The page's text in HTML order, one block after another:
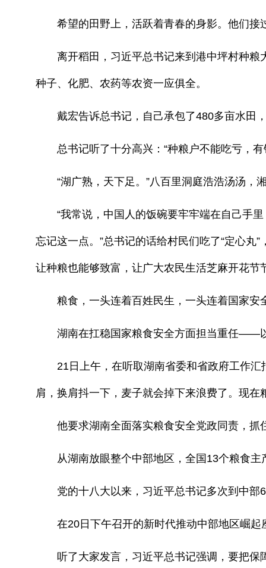
希望的田野上，活跃着青春的身影。他们接
离开稻田，习近平总书记来到港中坪村种粮
种子、化肥、农药等农资一应俱全。
戴宏告诉总书记，自己承包了480多亩水田，
总书记听了十分高兴：“种粮户不能吃亏，有
“湖广熟，天下足。”八百里洞庭浩浩汤汤，
“我常说，中国人的饭碗要牢牢端在自己手里
忘记这一点。”总书记的话给村民们吃了“定心丸
让种粮也能够致富，让广大农民生活芝麻开花节
粮食，一头连着百姓民生，一头连着国家安
湖南在扛稳国家粮食安全方面担当重任——以
21日上午，在听取湖南省委和省政府工作汇
肩，换肩抖一下，麦子就会掉下来浪费了。现
他要求湖南全面落实粮食安全党政同责，抓住
从湖南放眼整个中部地区，全国13个粮食主
党的十八大以来，习近平总书记多次到中部6
在20日下午召开的新时代推动中部地区崛起
听了大家发言，习近平总书记强调，要把保